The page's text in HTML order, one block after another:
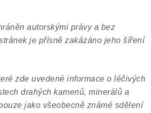
autorskými právy a bez
je přísně zakázáno jeho šíření
zde uvedené informace o léčivých
drahých kamenů, minerálů a
jako všeobecně známé sdělení